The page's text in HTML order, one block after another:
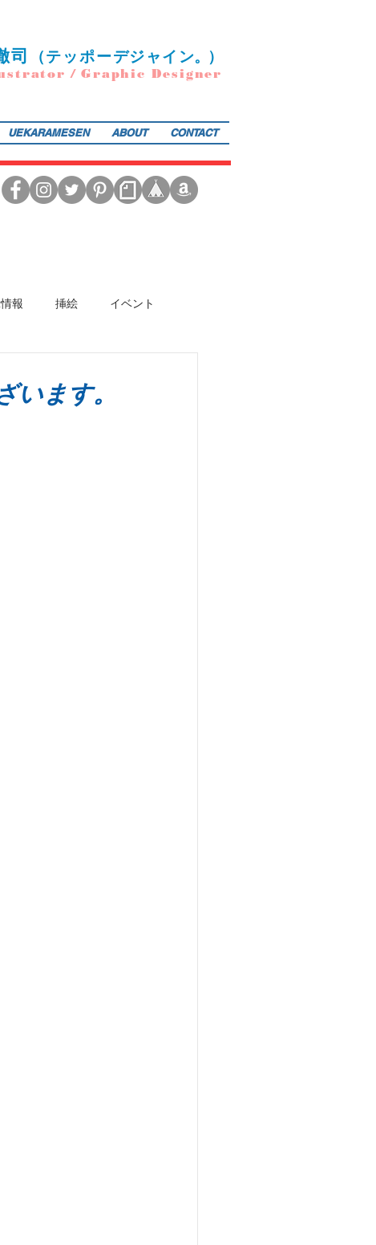
司 （テ ッポーデジャイ ン。）
strator / Graphic Designer
UEKARAMESEN ABOUT CONTACT
報 挿絵 イベント
います。